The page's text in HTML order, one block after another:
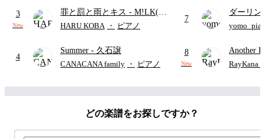
3
New
罪と罰と雨とキス - M!LK(佐
野勇斗&吉田仁人)
HARU KOBA ・ ピアノ
4
Summer - 久石譲
CANACANA family ・ ピアノ
7
ダーリン
APPLE (
8
New
Another
Hurwitz
RayKana
どの楽譜をお探しですか？